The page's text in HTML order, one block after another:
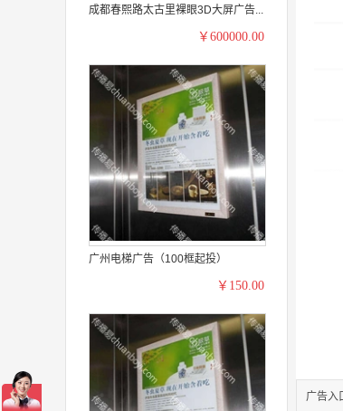
成都春熙路太古里裸眼3D大屏广告...
￥600000.00
广州电梯广告（100框起投）
￥150.00
广告入